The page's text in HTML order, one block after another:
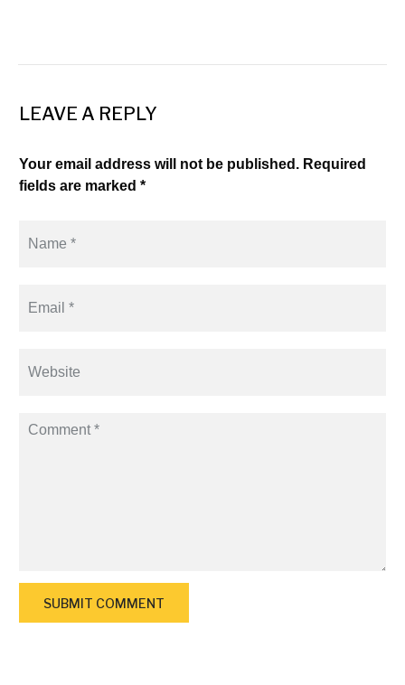
LEAVE A REPLY
Your email address will not be published. Required
fields are marked *